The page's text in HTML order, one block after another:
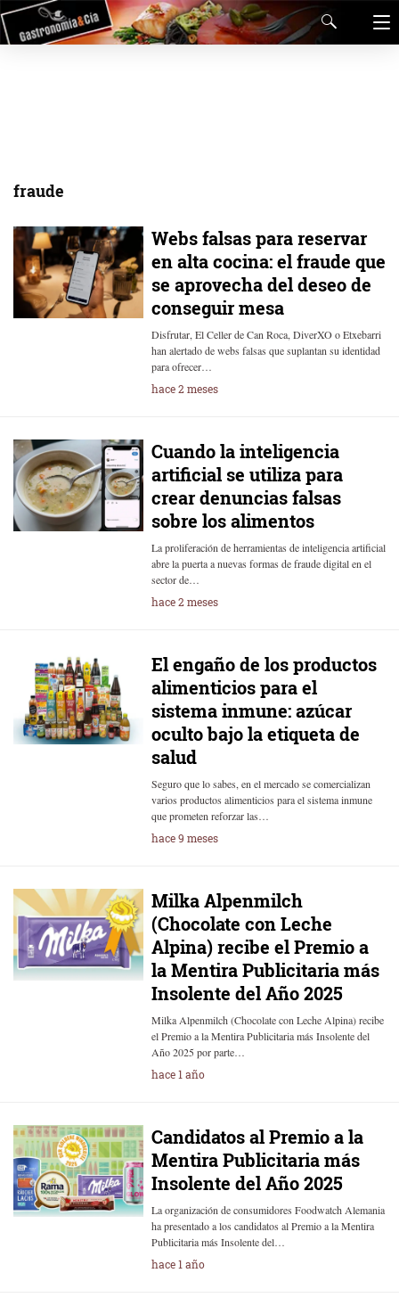
fraude
Webs falsas para reservar
en alta cocina: el fraude que
se aprovecha del deseo de
conseguir mesa
Disfrutar, El Celler de Can Roca, DiverXO o Etxebarri
han alertado de webs falsas que suplantan su identidad
para ofrecer…
hace 2 meses
Cuando la inteligencia
artificial se utiliza para
crear denuncias falsas
sobre los alimentos
La proliferación de herramientas de inteligencia artificial
abre la puerta a nuevas formas de fraude digital en el
sector de…
hace 2 meses
El engaño de los productos
alimenticios para el
sistema inmune: azúcar
oculto bajo la etiqueta de
salud
Seguro que lo sabes, en el mercado se comercializan
varios productos alimenticios para el sistema inmune
que prometen reforzar las…
hace 9 meses
Milka Alpenmilch
(Chocolate con Leche
Alpina) recibe el Premio a
la Mentira Publicitaria más
Insolente del Año 2025
Milka Alpenmilch (Chocolate con Leche Alpina) recibe
el Premio a la Mentira Publicitaria más Insolente del
Año 2025 por parte…
hace 1 año
Candidatos al Premio a la
Mentira Publicitaria más
Insolente del Año 2025
La organización de consumidores Foodwatch Alemania
ha presentado a los candidatos al Premio a la Mentira
Publicitaria más Insolente del…
hace 1 año